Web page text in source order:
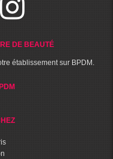
DE BEAUTÉ
établissement sur BPDM.